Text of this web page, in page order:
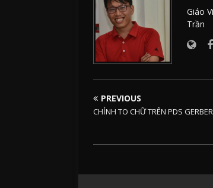
Giáo
Trần
PREVIOUS
CHỈNH TO CHỮ TRÊN PDS